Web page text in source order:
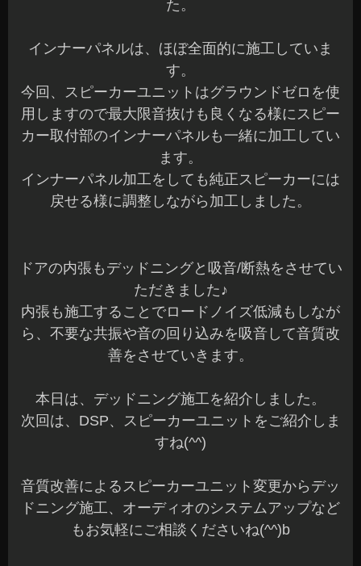
た。
インナーパネルは、ほぼ全面的に施工していま
す。
今回、スピーカーユニットはグラウンドゼロを使
用しますので最大限音抜けも良くなる様にスピー
カー取付部のインナーパネルも一緒に加工してい
ます。
インナーパネル加工をしても純正スピーカーには
戻せる様に調整しながら加工しました。
ドアの内張もデッドニングと吸音/断熱をさせてい
ただきました♪
内張も施工することでロードノイズ低減もしなが
ら、不要な共振や音の回り込みを吸音して音質改
善をさせていきます。
本日は、デッドニング施工を紹介しました。
次回は、DSP、スピーカーユニットをご紹介しま
すね(^^)
音質改善によるスピーカーユニット変更からデッ
ドニング施工、オーディオのシステムアップなど
もお気軽にご相談くださいね(^^)b